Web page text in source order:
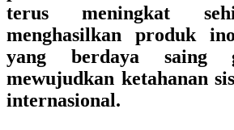
terus meningkat
menghasilkan produk
yang berdaya saing
mewujudkan ketahanan
internasional.